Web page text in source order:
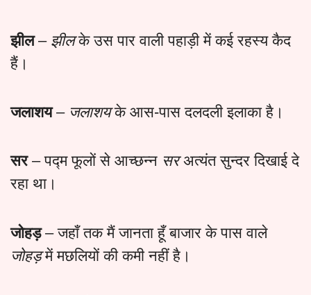
झील– झीलके उस पार वाली पहाड़ी में कई रहस्य कैद
हैं।
जलाशय– जलाशयके आस-पास दलदली इलाका है।
सर – पद्म फूलों से आच्छन्न सरअत्यंत सुन्दर दिखाई दे
रहा था।
जोहड़– जहाँ तक मैं जानता हूँ बाजार के पास वाले
जोहड़में मछलियों की कमी नहीं है।